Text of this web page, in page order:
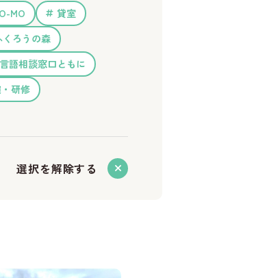
MO
貸室
くろうの森
語相談窓口ともに
研修
選択を解除する